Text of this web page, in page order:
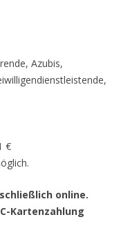
Azubis,
€
online.
Kartenzahlung